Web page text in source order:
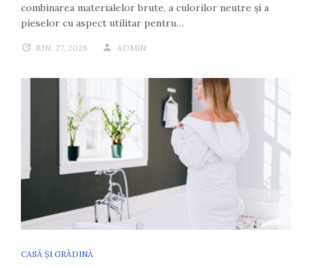
combinarea materialelor brute, a culorilor neutre și a
pieselor cu aspect utilitar pentru…
IUN. 27, 2026 ADMIN
CASĂ ȘI GRĂDINĂ